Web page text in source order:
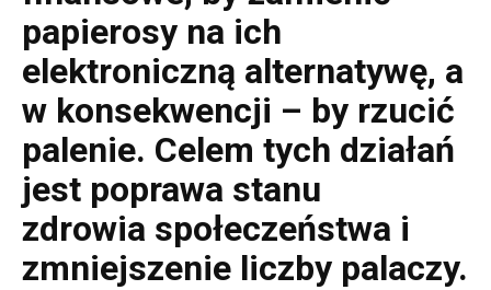
papierosy na ich
elektroniczną alternatywę, a
w konsekwencji – by rzucić
palenie. Celem tych działań
jest poprawa stanu
zdrowia społeczeństwa i
zmniejszenie liczby palaczy.